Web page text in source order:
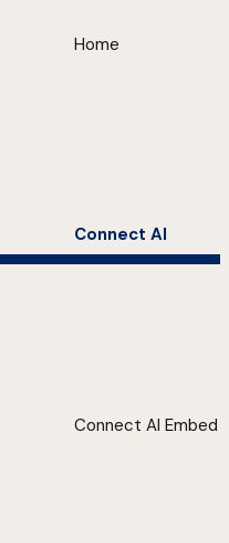
Home
Connect AI
Connect AI Embed